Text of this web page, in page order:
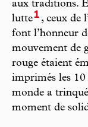
aux traditions.
lutte1 , ceux de
font l’honneur
mouvement de
rouge étaient
imprimés les
monde a
moment de